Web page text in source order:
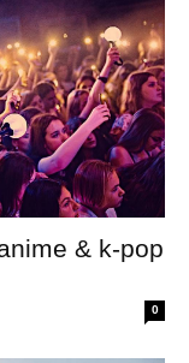
& k-pop
0